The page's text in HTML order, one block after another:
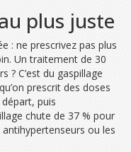
plus juste
: ne prescrivez pas plus
Un traitement de 30
? C’est du gaspillage
prescrit des doses
puis
chute de 37 % pour
ou les